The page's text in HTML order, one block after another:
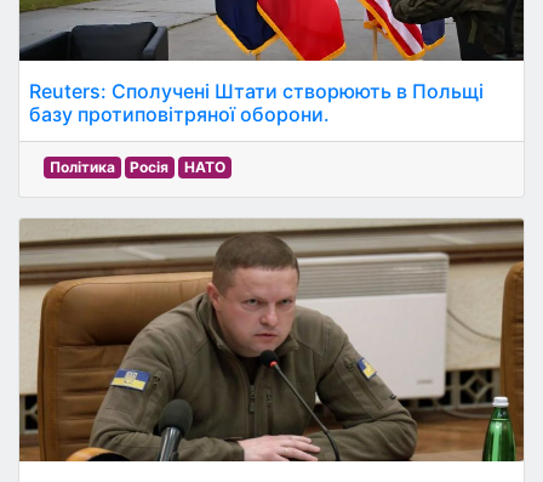
Reuters: Сполучені Штати створюють в Польщі
базу протиповітряної оборони.
Політика Росія НАТО